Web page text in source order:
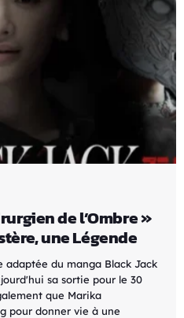
de l’Ombre »
une Légende
du manga Black Jack
sa sortie pour le 30
que Marika
pour donner vie à une